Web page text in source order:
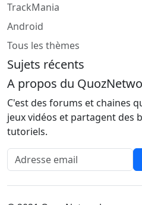
TrackMania
Android
Tous les thèmes
Sujets récents
A propos du
C'est des forums et chaines
jeux vidéos et partagent des
tutoriels.
Adresse email